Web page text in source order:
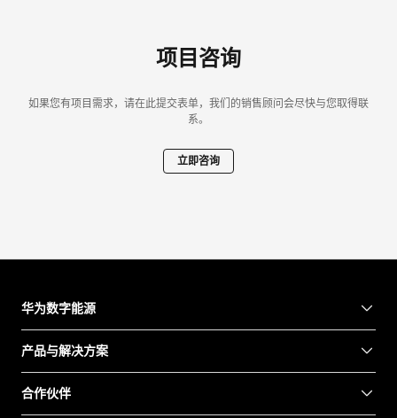
项目咨询
如果您有项目需求，请在此提交表单，我们的销售顾问会尽快与您取得联
系。
立即咨询
华为数字能源
产品与解决方案
合作伙伴